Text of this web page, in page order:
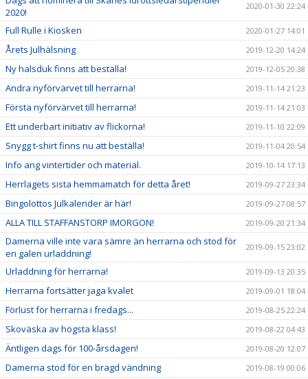
2020!
2020-01-30 22:24
Full Rulle i Kiosken 2020-01-27 14:01
Årets Julhälsning 2019-12-20 14:24
Ny halsduk finns att beställa! 2019-12-05 20:38
Andra nyförvärvet till herrarna! 2019-11-14 21:23
Första nyförvärvet till herrarna! 2019-11-14 21:03
Ett underbart initiativ av flickorna! 2019-11-10 22:09
Snygg t-shirt finns nu att beställa! 2019-11-04 20:54
Info ang vintertider och material. 2019-10-14 17:13
Herrlagets sista hemmamatch för detta året! 2019-09-27 23:34
Bingolottos Julkalender är här! 2019-09-27 08:57
ALLA TILL STAFFANSTORP IMORGON! 2019-09-20 21:34
Damerna ville inte vara sämre än herrarna och stod för
en galen urladdning!
2019-09-15 23:02
Urladdning för herrarna! 2019-09-13 20:35
Herrarna fortsätter jaga kvalet 2019-09-01 18:04
Förlust för herrarna i fredags... 2019-08-25 22:24
Skoväska av högsta klass! 2019-08-22 04:43
Äntligen dags för 100-årsdagen! 2019-08-20 12:07
Damerna stod för en bragd vändning 2019-08-19 00:06